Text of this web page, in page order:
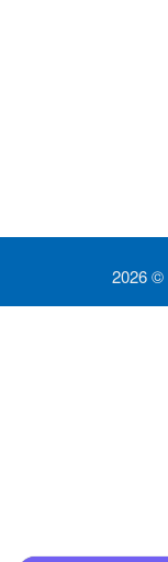
2026 ©